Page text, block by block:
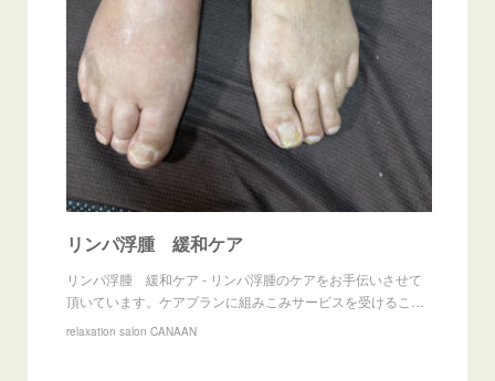
リンパ浮腫 緩和ケア
リンパ浮腫 緩和ケア - リンパ浮腫のケアをお手伝いさせて
頂いています。ケアプランに組みこみサービスを受けるこ…
relaxation salon CANAAN